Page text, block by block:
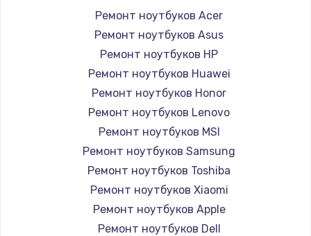
Ремонт ноутбуков Acer
Ремонт ноутбуков Asus
Ремонт ноутбуков HP
Ремонт ноутбуков Huawei
Ремонт ноутбуков Honor
Ремонт ноутбуков Lenovo
Ремонт ноутбуков MSI
Ремонт ноутбуков Samsung
Ремонт ноутбуков Toshiba
Ремонт ноутбуков Xiaomi
Ремонт ноутбуков Apple
Ремонт ноутбуков Dell